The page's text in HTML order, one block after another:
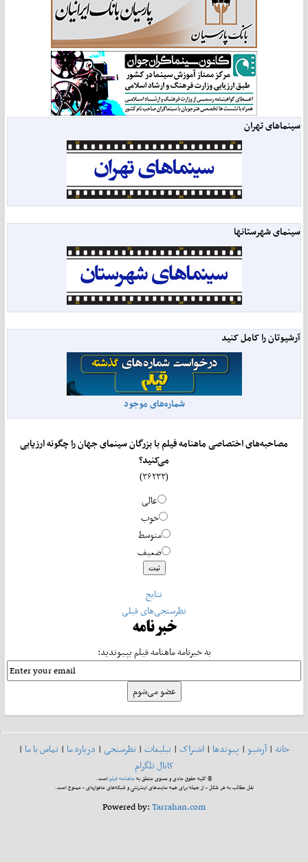
سینماهای تهران
سینمای شهرستانها
آرشیوتان را کامل کنید
شماره‌های موجود
مصاحبه‌های اختصاصی ماهنامه فیلم با بزرگان سینمای جهان را چگونه ارزیابی
می‌کنید؟
عالی
خوب
متوسط
ضعیف
نتایج
نظرسنجی‌های قبلی
خبرنامه
به خبرنامه ماهنامه فیلم بپیوندید:
خانه|آرشیو| پیوندها| اشتراک| تبلیغات| نظرسنجی| درباره ما| تماس با ما|
کانال تلگرام
© کلیه حقوق مادی و معنوی متعلق بهماهنامه فیلماست.
نقل مطالب به هر شکل - از جمله برای همه سایت‌های اینترنتی و شبکه‌های ماهواره‌ای - ممنوع است.
Powered by:Tarrahan.com